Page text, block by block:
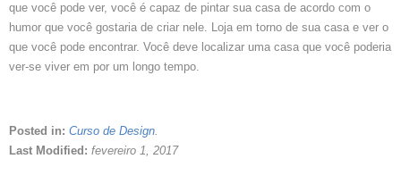
que você pode ver, você é capaz de pintar sua casa de acordo com o
humor que você gostaria de criar nele. Loja em torno de sua casa e ver o
que você pode encontrar. Você deve localizar uma casa que você poderia
ver-se viver em por um longo tempo.
Posted in: Curso de Design.
Last Modified: fevereiro 1, 2017